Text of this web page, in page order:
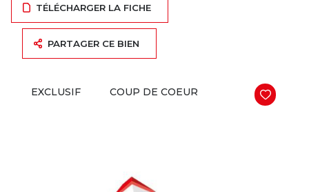
TÉLÉCHARGER LA FICHE
PARTAGER CE BIEN
EXCLUSIF COUP DE COEUR